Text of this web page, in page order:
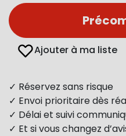
Ajouter à ma liste
✓ Réservez sans risque
✓ Envoi prioritaire dès
✓ Délai et suivi
✓ Et si vous changez